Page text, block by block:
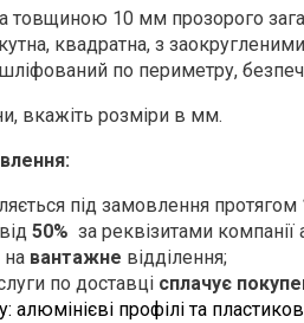
товщиною 10 мм прозорого
квадратна, з
по периметру,
вкажіть розміри в мм.
під замовлення протягом
50% за реквізитами компанії
на вантажне відділення;
по доставці сплачує
алюмінієві профілі та